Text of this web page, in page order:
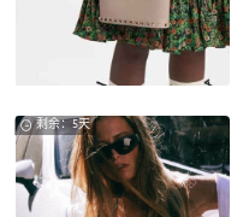
剩余：5天